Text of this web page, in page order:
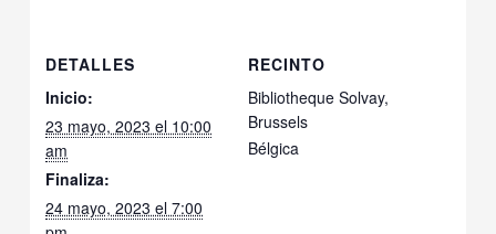
DETALLES
Inicio:
23 mayo, 2023 el 10:00
am
Finaliza:
24 mayo, 2023 el 7:00
RECINTO
Bibliotheque Solvay,
Brussels
Bélgica